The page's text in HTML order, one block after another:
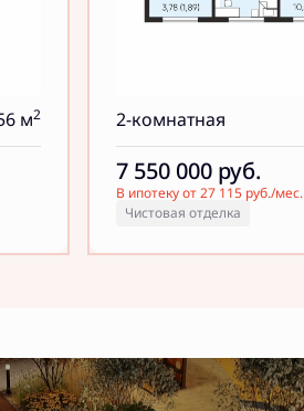
м2 2-комнатная
7 550 000 руб.
В ипотеку от 27 115 руб./мес.
Чистовая отделка